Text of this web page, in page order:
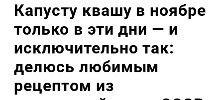
Капусту квашу в ноябре
только в эти дни — и
исключительно так:
делюсь любимым
рецептом из